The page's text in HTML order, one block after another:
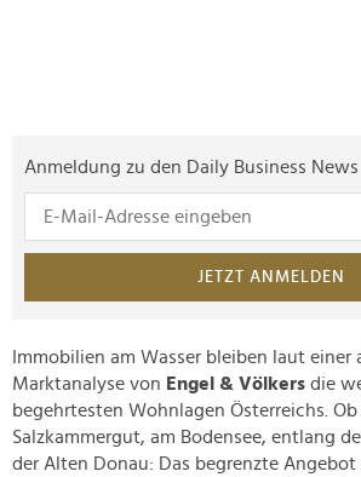
Anmeldung zu den Daily Business News
JETZT ANMELDEN
Immobilien am Wasser bleiben laut einer
Marktanalyse von Engel & Völkers die
begehrtesten Wohnlagen Österreichs. Ob
Salzkammergut, am Bodensee, entlang
der Alten Donau: Das begrenzte